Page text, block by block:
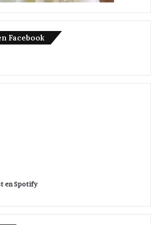
Facebook
en Spotify